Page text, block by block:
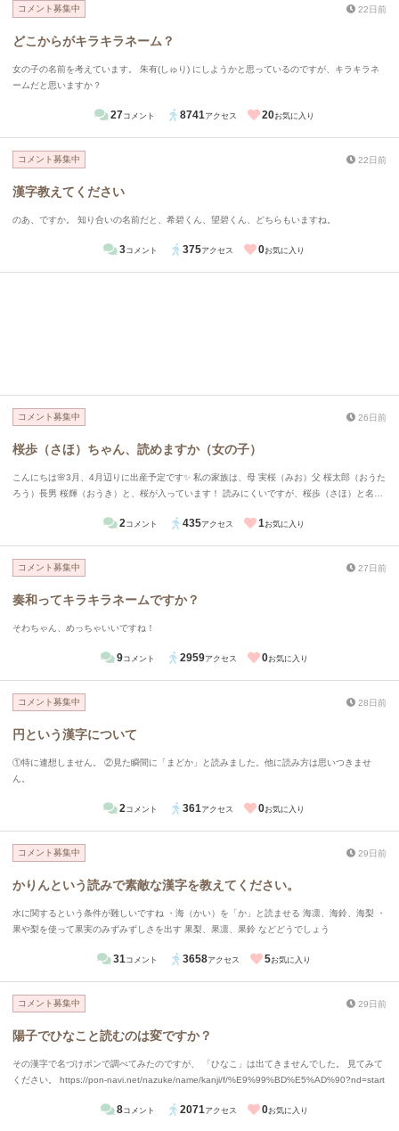
コメント募集中 22日前
どこからがキラキラネーム？
女の子の名前を考えています。 朱有(しゅり) にしようかと思っているのですが、キラキラネ
ームだと思いますか？
27コメント 8741アクセス 20お気に入り
コメント募集中 22日前
漢字教えてください
のあ、ですか。 知り合いの名前だと、希碧くん、望碧くん、どちらもいますね。
3コメント 375アクセス 0お気に入り
コメント募集中 26日前
桜歩（さほ）ちゃん、読めますか（女の子）
こんにちは🌸3月、4月辺りに出産予定です✨ 私の家族は、母 実桜（みお）父 桜太郎（おうた
ろう）長男 桜輝（おうき）と、桜が入っています！ 読みにくいですが、桜歩（さほ）と名付
の子だった場合は 桜士（おうし）と名付けたいです‼️
2コメント 435アクセス 1お気に入り
コメント募集中 27日前
奏和ってキラキラネームですか？
そわちゃん、めっちゃいいですね！
9コメント 2959アクセス 0お気に入り
コメント募集中 28日前
円という漢字について
①特に連想しません。 ②見た瞬間に「まどか」と読みました。他に読み方は思いつきませ
ん。
2コメント 361アクセス 0お気に入り
コメント募集中 29日前
かりんという読みで素敵な漢字を教えてください。
水に関するという条件が難しいですね ・海（かい）を「か」と読ませる 海凛、海鈴、海梨 ・
果や梨を使って果実のみずみずしさを出す 果梨、果凛、果鈴 などどうでしょう
31コメント 3658アクセス 5お気に入り
コメント募集中 29日前
陽子でひなこと読むのは変ですか？
その漢字で名づけポンで調べてみたのですが、 「ひなこ」は出てきませんでした。 見てみて
ください。 https://pon-navi.net/nazuke/name/kanji/f/%E9%99%BD%E5%AD%90?nd=start
8コメント 2071アクセス 0お気に入り